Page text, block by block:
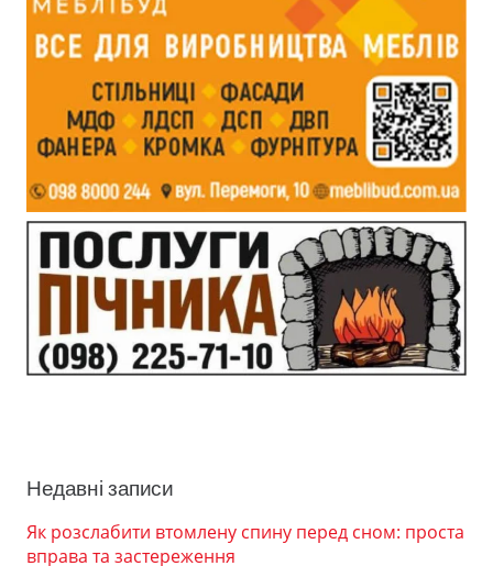
Недавні записи
Як розслабити втомлену спину перед сном: проста
вправа та застереження